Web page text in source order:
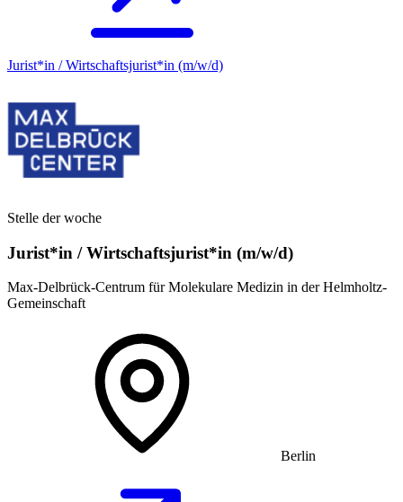
Jurist*in / Wirtschafts­jurist*in (m/w/d)
Stelle der woche
Jurist*in / Wirtschafts­jurist*in (m/w/d)
Max-Delbrück-Centrum für Molekulare Medizin in der Helmholtz-
Gemeinschaft
Berlin